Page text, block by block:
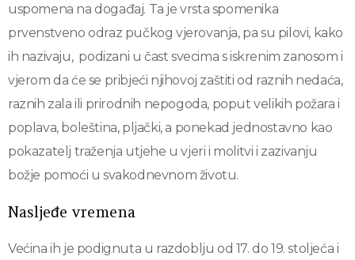
uspomena na događaj. Ta je vrsta spomenika
prvenstveno odraz pučkog vjerovanja, pa su pilovi, kako
ih nazivaju, podizani u čast svecima s iskrenim zanosom i
vjerom da će se pribjeći njihovoj zaštiti od raznih nedaća,
raznih zala ili prirodnih nepogoda, poput velikih požara i
poplava, boleština, pljački, a ponekad jednostavno kao
pokazatelj traženja utjehe u vjeri i molitvi i zazivanju
božje pomoći u svakodnevnom životu.
Nasljeđe vremena
Većina ih je podignuta u razdoblju od 17. do 19. stoljeća i